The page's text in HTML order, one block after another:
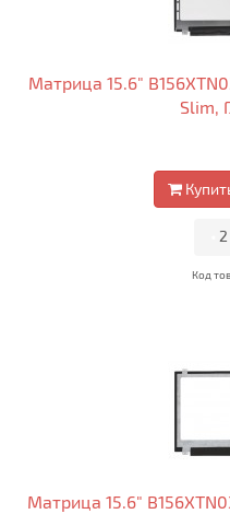
Матрица 15.6"
Slim,
Код
Матрица 15.6"